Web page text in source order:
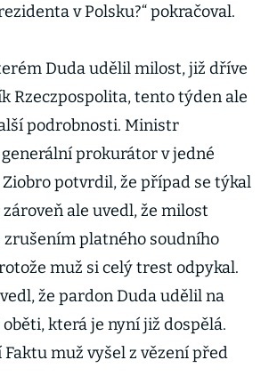
v Polsku?“ pokračoval.
Duda udělil milost, již dříve
Rzeczpospolita, tento týden ale
podrobnosti. Ministr
prokurátor v jedné
potvrdil, že případ se týkal
ale uvedl, že milost
zrušením platného soudního
muž si celý trest odpykal.
že pardon Duda udělil na
která je nyní již dospělá.
muž vyšel z vězení před